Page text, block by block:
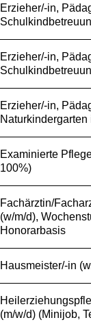
Erzieher/-in,
Erzieher/-in,
Erzieher/-in,
Examinierte
100%)
Fachärztin/
(w/m/d),
Honorarbasis
Hausmeister/-in
(m/w/d) (Minijob,